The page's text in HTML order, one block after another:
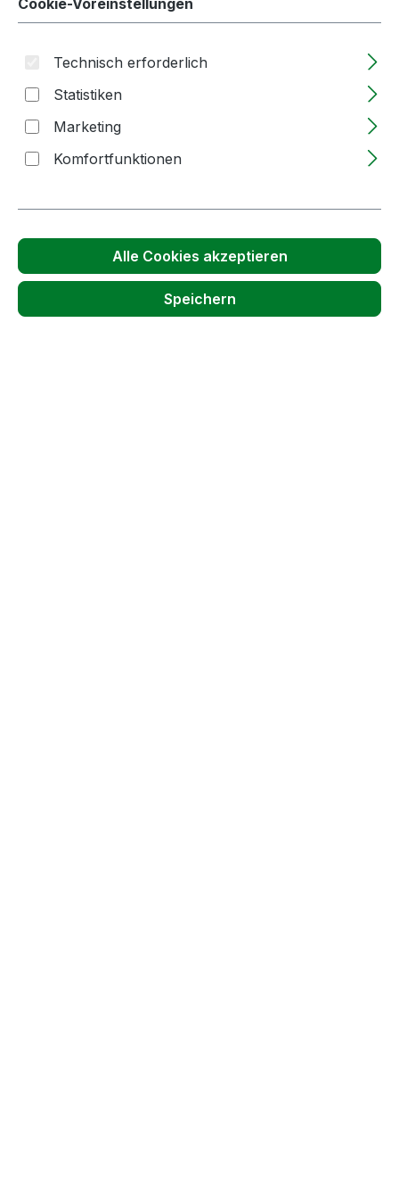
Preise inkl. MwSt. zzgl. Versandkosten
Lieferzeit: 2-5 Tage
Produkt Anzahl: Gib den
Stück
Produktnummer:52290
Passendes Zubehör anzeigen
Cookie-Voreinstellungen
Technisch erforderlich
Statistiken
Marketing
Komfortfunktionen
Alle Cookies akzeptieren
Speichern